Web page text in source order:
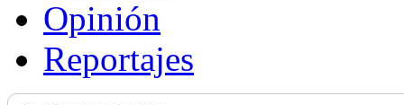
Opinión
Reportajes